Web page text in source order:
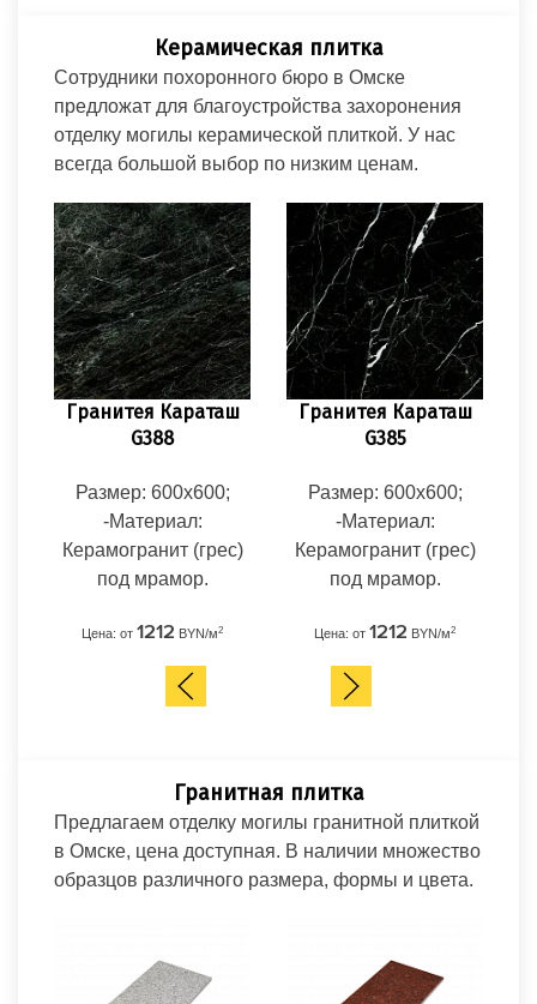
Керамическая плитка
Сотрудники похоронного бюро в Омске
предложат для благоустройства захоронения
отделку могилы керамической плиткой. У нас
всегда большой выбор по низким ценам.
Гранитея Караташ
G385
Размер: 600x600;
-Материал:
Керамогранит (грес)
под мрамор.
Цена: от 1212 BYN/м2
Гранитея Караташ
G388
Размер: 600x600;
-Материал:
Керамогранит (грес)
под мрамор.
Цена: от 1212 BYN/м2
Гранитная плитка
Предлагаем отделку могилы гранитной плиткой
в Омске, цена доступная. В наличии множество
образцов различного размера, формы и цвета.